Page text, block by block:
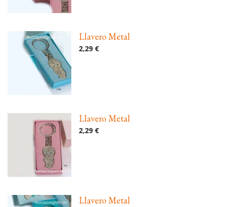
Llavero Metal
2,29 €
Llavero Metal
2,29 €
Llavero Metal